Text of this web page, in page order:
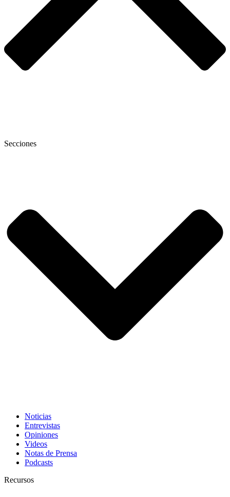
Secciones
Noticias
Entrevistas
Opiniones
Videos
Notas de Prensa
Podcasts
Recursos